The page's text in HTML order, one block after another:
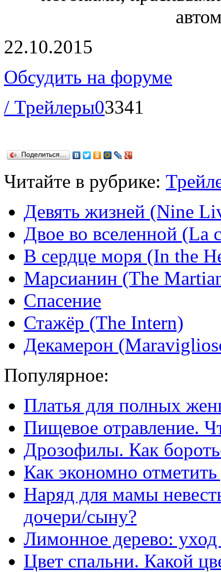
22.10.2015
Обсудить на форуме
/ Трейлеры03341
Поделиться…
Читайте в рубрике:
Девять жизней (Nine
Двое во вселенной (La
В сердце моря (In the
Марсианин (The
Спасение
Стажёр (The Intern)
Декамерон
Популярное:
Платья для полных
Пищевое отравление.
Дрозофилы. Как
Как экономно
Наряд для мамы
дочери/сыну?
Лимонное дерево:
Цвет спальни. Какой